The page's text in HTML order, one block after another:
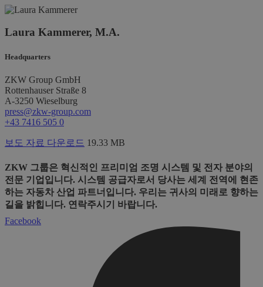
Laura Kammerer, M.A.
Headquarters
ZKW Group GmbH
Rottenhauser Straße 8
A-3250 Wieselburg
press@zkw-group.com
+43 7416 505 0
보도 자료 다운로드 19.33 MB
ZKW 그룹은 혁신적인 프리미엄 조명 시스템 및 전자 분야의
전문 기업입니다. 시스템 공급자로서 당사는 세계 전역에 현존
하는 자동차 산업 파트너입니다. 우리는 귀사의 미래로 향하는
길을 밝힙니다. 연락주시기 바랍니다.
Facebook